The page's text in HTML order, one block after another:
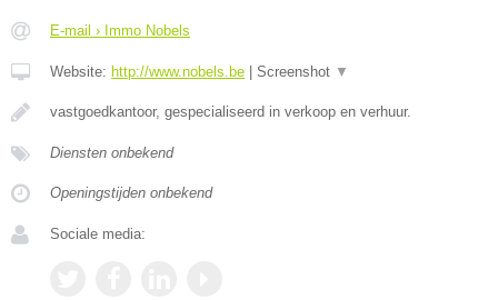
E-mail › Immo Nobels
Website: http://www.nobels.be Screenshot ▼
vastgoedkantoor, gespecialiseerd in verkoop en verhuur.
Diensten onbekend
Openingstijden onbekend
Sociale media: